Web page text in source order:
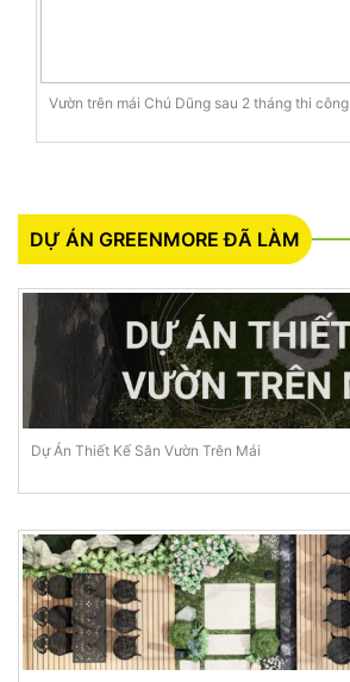
Vườn trên mái Chú Dũng sau 2 tháng thi công
DỰ ÁN GREENMORE ĐÃ LÀM
Dự Án Thiết Kế Sân Vườn Trên Mái